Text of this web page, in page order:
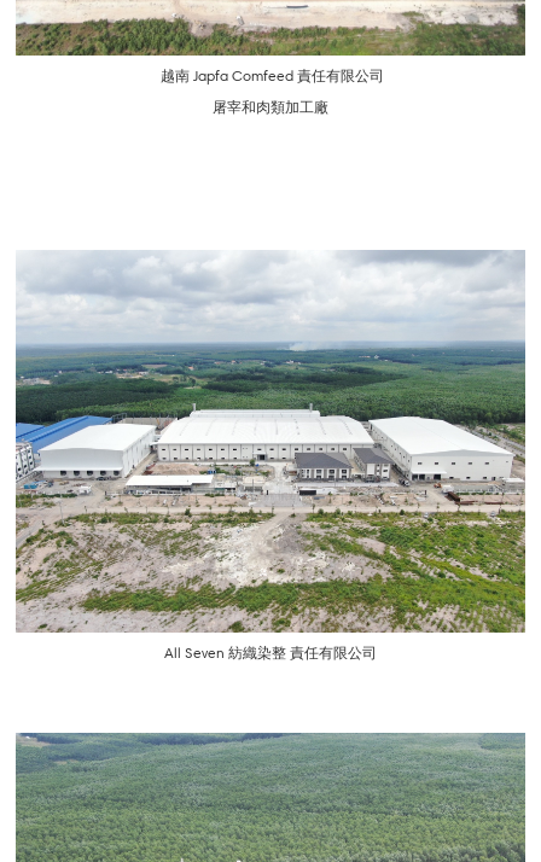
越南 Japfa Comfeed 責任有限公司
屠宰和肉類加工廠
All Seven 紡織染整 責任有限公司